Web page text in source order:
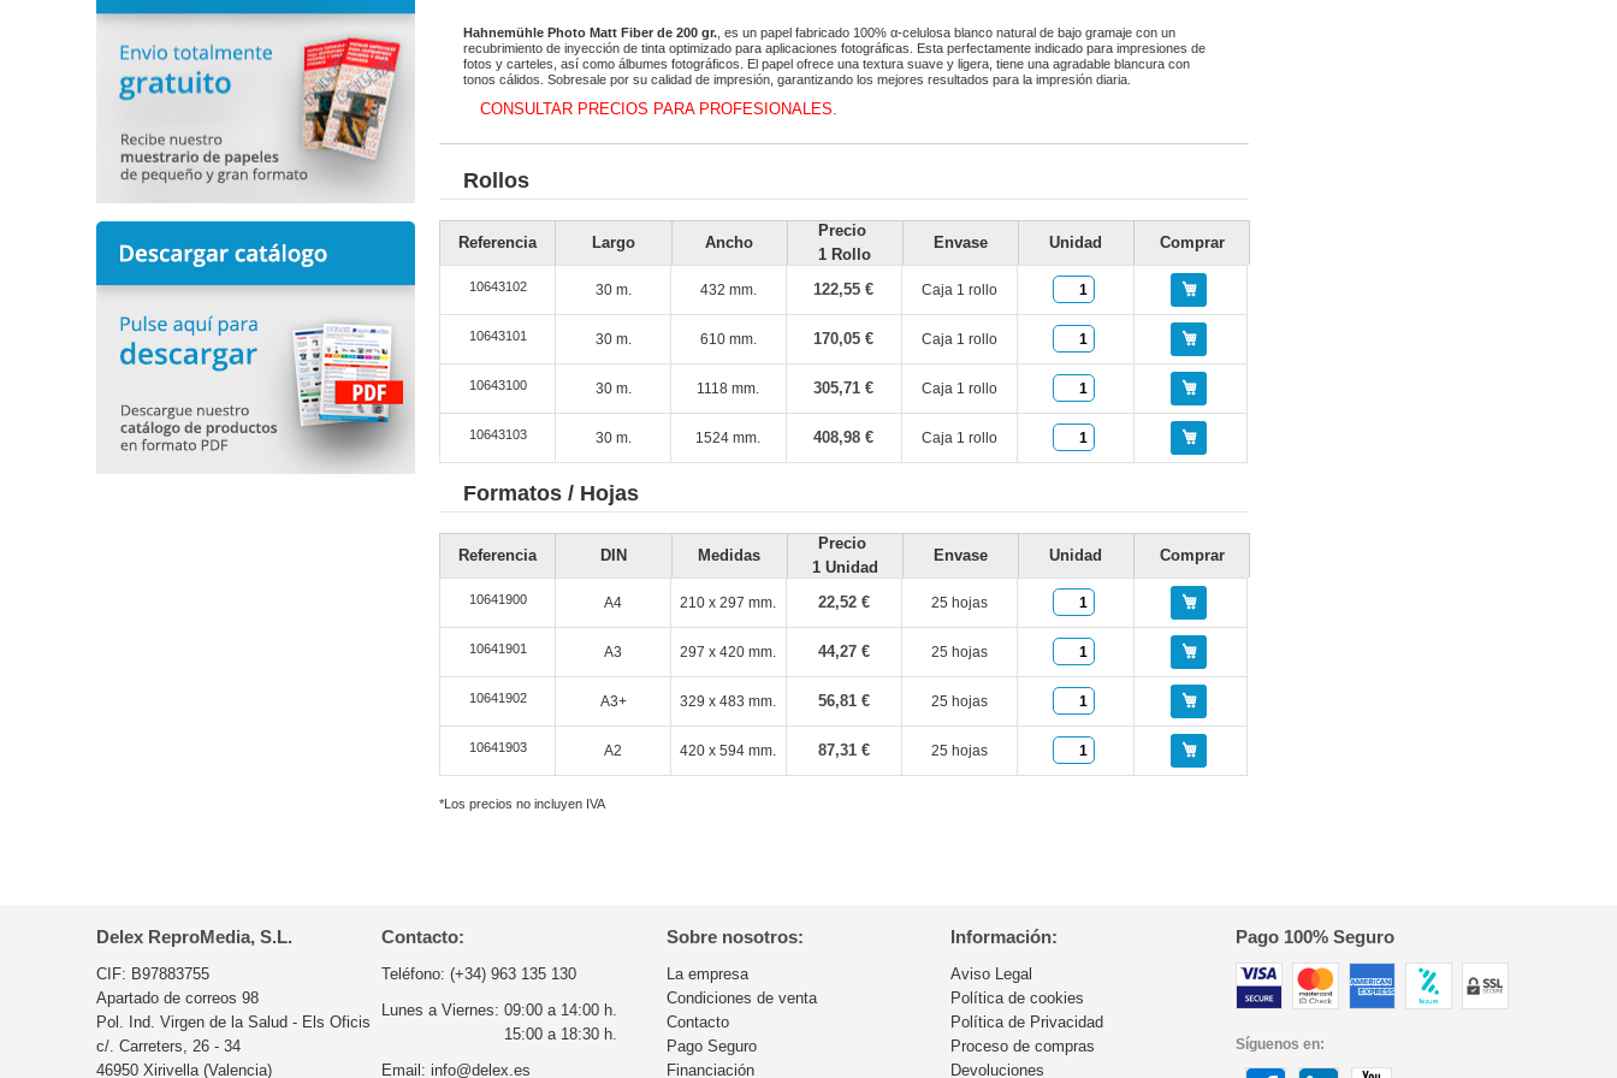
Hahnemühle Photo Matt Fiber de 200 gr. , es un papel fabricado 100% α-celulosa blanco natural de bajo gramaje con un
recubrimiento de inyección de tinta optimizado para aplicaciones fotográficas. Esta perfectamente indicado para impresiones de
fotos y carteles, así como álbumes fotográficos. El papel ofrece una textura suave y ligera, tiene una agradable blancura con
tonos cálidos. Sobresale por su calidad de impresión, garantizando los mejores resultados para la impresión diaria.
CONSULTAR PRECIOS PARA PROFESIONALES.
Rollos
Referencia Largo Ancho
Precio
1 Rollo
Envase Unidad Comprar
10643102 30 m. 432 mm. 122,55 € Caja 1 rollo
10643101 30 m. 610 mm. 170,05 € Caja 1 rollo
10643100 30 m. 1118 mm. 305,71 € Caja 1 rollo
10643103 30 m. 1524 mm. 408,98 € Caja 1 rollo
Formatos / Hojas
Referencia DIN Medidas
Precio
1 Unidad
Envase Unidad Comprar
10641900 A4 210 x 297 mm. 22,52 € 25 hojas
10641901 A3 297 x 420 mm. 44,27 € 25 hojas
10641902 A3+ 329 x 483 mm. 56,81 € 25 hojas
10641903 A2 420 x 594 mm. 87,31 € 25 hojas
*Los precios no incluyen IVA
Delex ReproMedia, S.L.
CIF: B97883755
Apartado de correos 98
Pol. Ind. Virgen de la Salud - Els Oficis
c/. Carreters, 26 - 34
46950 Xirivella (Valencia)
Contacto:
Teléfono: (+34) 963 135 130
Lunes a Viernes: 09:00 a 14:00 h.
15:00 a 18:30 h.
Email: info@delex.es
Sobre nosotros:
La empresa
Condiciones de venta
Contacto
Pago Seguro
Financiación
Información:
Aviso Legal
Política de cookies
Política de Privacidad
Proceso de compras
Devoluciones
Pago 100% Seguro
Síguenos en: